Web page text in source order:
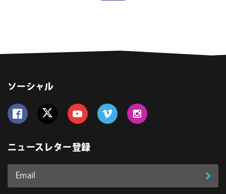
数
ソーシャル
ニュースレター登録
Email
登